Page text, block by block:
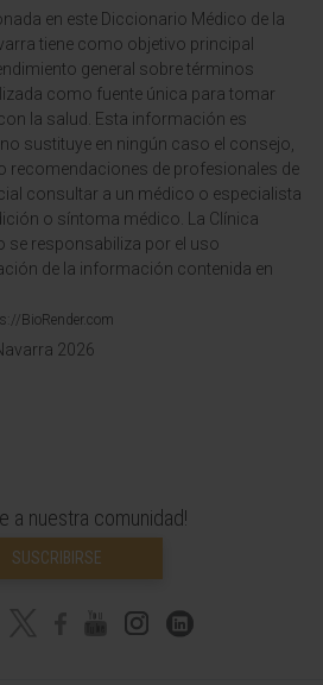
en este Diccionario Médico de la
tiene como objetivo principal
general sobre términos
como fuente única para tomar
la salud. Esta información es
sustituye en ningún caso el consejo,
recomendaciones de profesionales de
consultar a un médico o especialista
o síntoma médico. La Clínica
se responsabiliza por el uso
de la información contenida en
BioRender.com
2026
a nuestra comunidad!
SUSCRIBIRSE